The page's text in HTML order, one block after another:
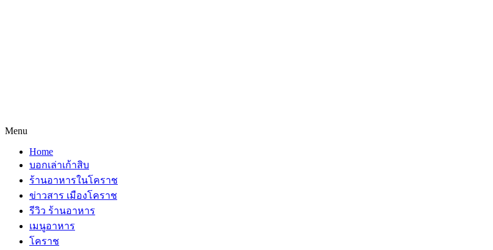
Menu
Home
บอกเล่าเก้าสิบ
ร้านอาหารในโคราช
ข่าวสาร เมืองโคราช
รีวิว ร้านอาหาร
เมนูอาหาร
โคราช